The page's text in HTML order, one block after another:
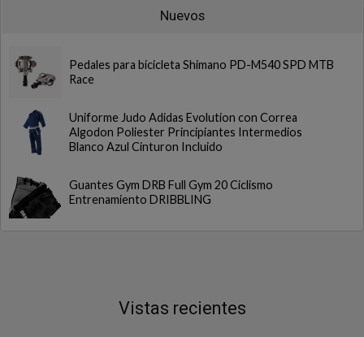
Nuevos
Pedales para bicicleta Shimano PD-M540 SPD MTB
Race
Uniforme Judo Adidas Evolution con Correa
Algodon Poliester Principiantes Intermedios
Blanco Azul Cinturon Incluido
Guantes Gym DRB Full Gym 20 Ciclismo
Entrenamiento DRIBBLING
Vistas recientes